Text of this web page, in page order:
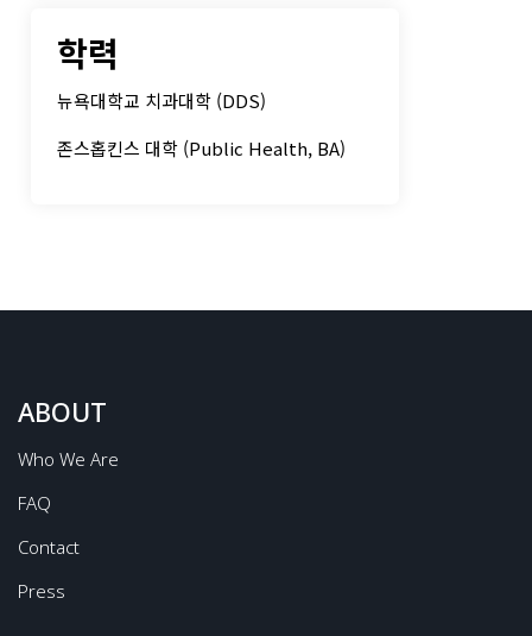
학력
뉴욕대학교 치과대학 (DDS)
존스홉킨스 대학 (Public Health, BA)
ABOUT
Who We Are
FAQ
Contact
Press